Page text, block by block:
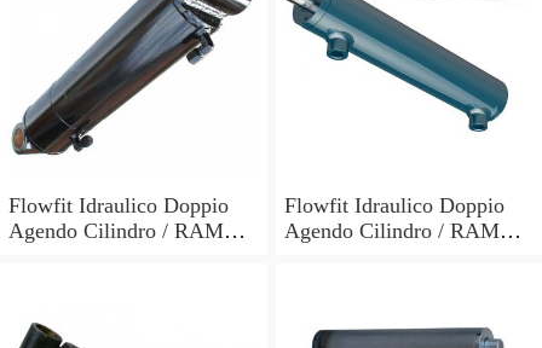
Flowfit Idraulico Doppio
Agendo Cilindro / RAM
Flowfit Idraulico Doppio
Agendo Cilindro / RAM